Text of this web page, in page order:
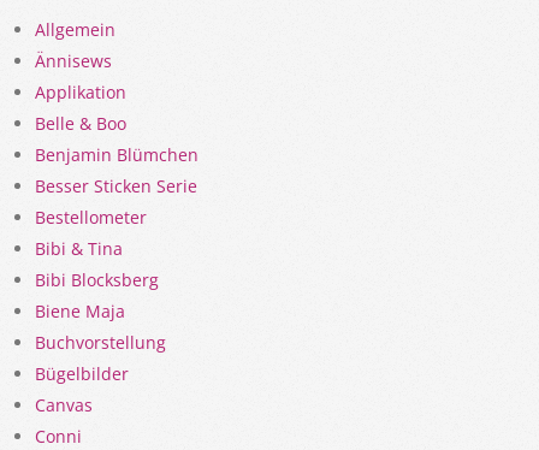
Allgemein
Ännisews
Applikation
Belle & Boo
Benjamin Blümchen
Besser Sticken Serie
Bestellometer
Bibi & Tina
Bibi Blocksberg
Biene Maja
Buchvorstellung
Bügelbilder
Canvas
Conni